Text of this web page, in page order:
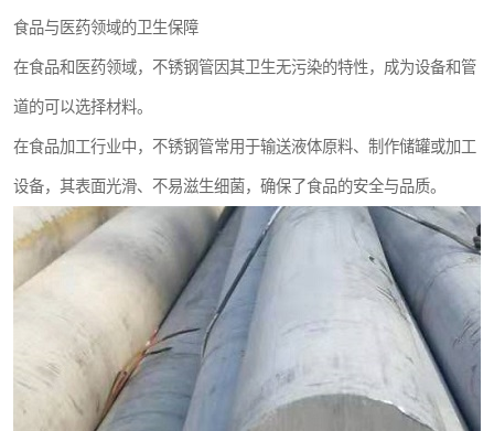
食品与医药领域的卫生保障
在食品和医药领域，不锈钢管因其卫生无污染的特性，成为设备和管
道的可以选择材料。
在食品加工行业中，不锈钢管常用于输送液体原料、制作储罐或加工
设备，其表面光滑、不易滋生细菌，确保了食品的安全与品质。